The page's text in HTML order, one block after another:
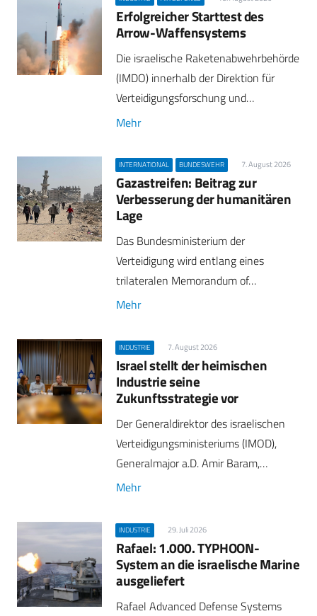
Erfolgreicher Starttest des
Arrow-Waffensystems
Die israelische Raketenabwehrbehörde
(IMDO) innerhalb der Direktion für
Verteidigungsforschung und…
Mehr
INTERNATIONAL BUNDESWEHR 7. August 2026
Gazastreifen: Beitrag zur
Verbesserung der humanitären
Lage
Das Bundesministerium der
Verteidigung wird entlang eines
trilateralen Memorandum of…
Mehr
INDUSTRIE 7. August 2026
Israel stellt der heimischen
Industrie seine
Zukunftsstrategie vor
Der Generaldirektor des israelischen
Verteidigungsministeriums (IMOD),
Generalmajor a.D. Amir Baram,…
Mehr
INDUSTRIE 29. Juli 2026
Rafael: 1.000. TYPHOON-
System an die israelische Marine
ausgeliefert
Rafael Advanced Defense Systems